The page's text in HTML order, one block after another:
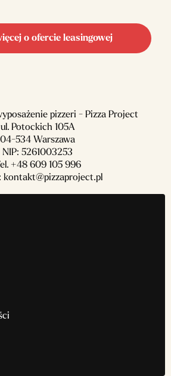
o ofercie leasingowej
pizzeri - Pizza Project
ul. Potockich 105A
04-534 Warszawa
NIP: 5261003253
+48 609 105 996
kontakt@pizzaproject.pl